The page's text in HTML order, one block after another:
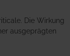
Die Wirkung
ausgeprägten